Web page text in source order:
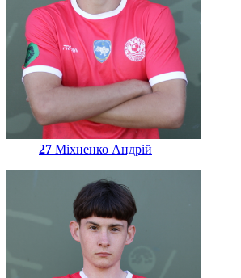
27 Міхненко Андрій